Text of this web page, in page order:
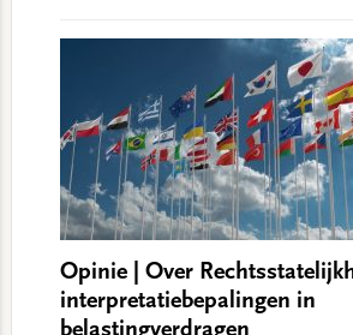
Opinie | Over
interpretatiebepalingen in
belastingverdragen